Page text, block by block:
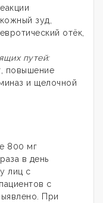
зуд,
отёк,
путей:
повышение
и щелочной
800 мг
в день
лиц с
с
При